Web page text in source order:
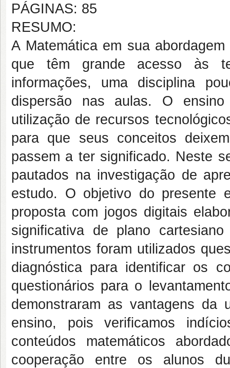
PÁGINAS: 85
RESUMO:
A Matemática em sua
que têm grande acesso às
informações, uma disciplina
dispersão nas aulas. O
utilização de recursos
para que seus conceitos
passem a ter significado. Neste
pautados na investigação de
estudo. O objetivo do presente
proposta com jogos digitais
significativa de plano
instrumentos foram utilizados
diagnóstica para identificar os
questionários para o
demonstraram as vantagens da
ensino, pois verificamos
conteúdos matemáticos
cooperação entre os alunos